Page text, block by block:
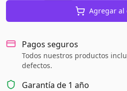
Agregar al
Pagos seguros
Todos nuestros productos
defectos.
Garantía de 1 año